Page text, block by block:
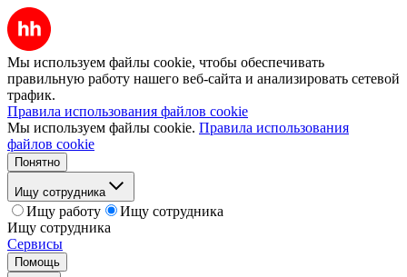
Мы используем файлы cookie, чтобы обеспечивать
правильную работу нашего веб-сайта и анализировать сетевой
трафик.
Правила использования файлов cookie
Мы используем файлы cookie. Правила использования
файлов cookie
Понятно
Ищу сотрудника
Ищу работу
Ищу сотрудника
Ищу сотрудника
Сервисы
Помощь